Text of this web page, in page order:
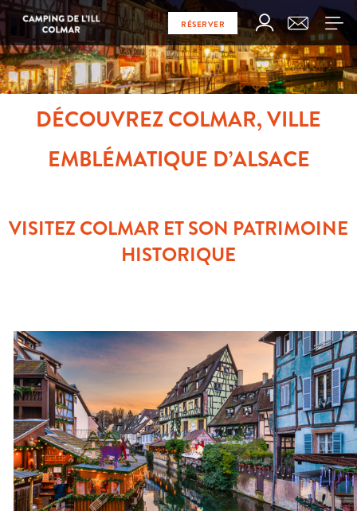
RÉSERVER
DÉCOUVREZ COLMAR, VILLE
EMBLÉMATIQUE D’ALSACE
VISITEZ COLMAR ET SON PATRIMOINE
HISTORIQUE